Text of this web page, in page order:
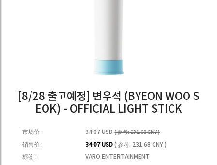
[8/28 출고예정] 변우석 (BYEON WOO S
EOK) - OFFICIAL LIGHT STICK
市场价 : 34.07 USD( 参考: 231.68 CNY )
销售价 : 34.07 USD( 参考: 231.68 CNY )
标签 :
VARO ENTERTAINMENT